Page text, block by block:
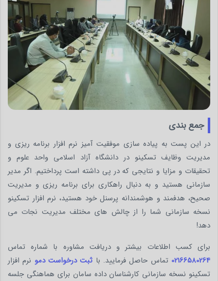
جمع بندی
در این پست به پیاده سازی موفقیت آمیز نرم افزار برنامه ریزی و
مدیریت وظایف تسکینو در دانشگاه آزاد اسلامی واحد علوم و
تحقیقات و مزایا و نتایجی که در پی داشته است پرداختیم. اگر مدیر
سازمانی هستید و به دنبال راهکاری برای برنامه ریزی و مدیریت
صحیح، هدفمند و هوشمندانه پرسنل خود هستید، نرم افزار تسکینو
نسخه سازمانی شما را از چالش های مختلف مدیریت نجات می
دهد!
برای کسب اطلاعات بیشتر و دریافت مشاوره با شماره تماس
02166580264 تماس حاصل فرمایید. با ثبت درخواست دمو نرم افزار
تسکینو نسخه سازمانی کارشناسان داده سامان برای هماهنگی جلسه